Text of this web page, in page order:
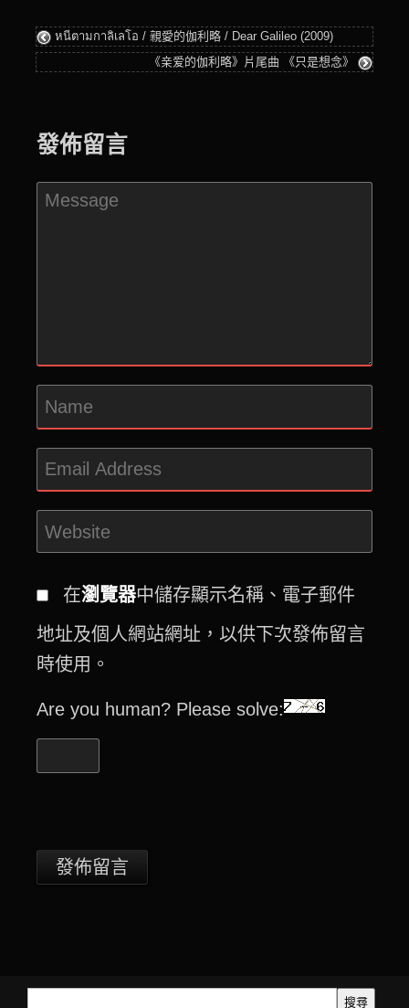
หนีตามกาลิเลโอ / 親愛的伽利略 / Dear Galileo (2009)
《亲爱的伽利略》片尾曲 《只是想念》
發佈留言
在瀏覽器中儲存顯示名稱、電子郵件
地址及個人網站網址，以供下次發佈留言
時使用。
Are you human? Please solve:
搜尋